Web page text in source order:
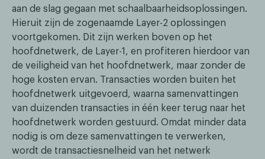
aan de slag gegaan met schaalbaarheidsoplossingen.
Hieruit zijn de zogenaamde Layer-2 oplossingen
voortgekomen. Dit zijn werken boven op het
hoofdnetwerk, de Layer-1, en profiteren hierdoor van
de veiligheid van het hoofdnetwerk, maar zonder de
hoge kosten ervan. Transacties worden buiten het
hoofdnetwerk uitgevoerd, waarna samenvattingen
van duizenden transacties in één keer terug naar het
hoofdnetwerk worden gestuurd. Omdat minder data
nodig is om deze samenvattingen te verwerken,
wordt de transactiesnelheid van het netwerk